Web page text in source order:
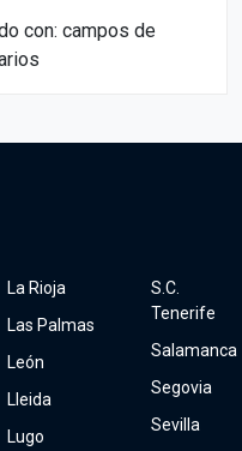
con: campos de
La Rioja
Las Palmas
León
Lleida
Lugo
S.C.
Tenerife
Salamanca
Segovia
Sevilla